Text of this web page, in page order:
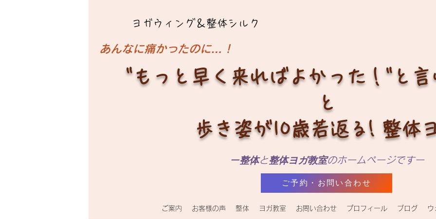
ヨガウィング＆整体シルク
​あんなに痛かったのに…！
"もっと早く来ればよかった！"と
と
歩き姿が10歳若返る! 整体
ー整体と整体ヨガ教室のホームページですー
ご予約・お問い合わせ
ご案内 お客様の声 整体 ヨガ教室 お問い合わせ プロフィール ブログ ウ